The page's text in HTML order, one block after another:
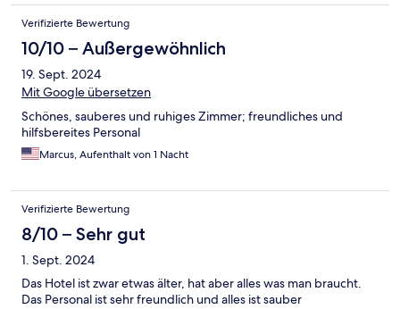
Verifizierte Bewertung
10/10 – Außergewöhnlich
19. Sept. 2024
Mit Google übersetzen
Schönes, sauberes und ruhiges Zimmer; freundliches und
hilfsbereites Personal
Marcus, Aufenthalt von 1 Nacht
Verifizierte Bewertung
8/10 – Sehr gut
1. Sept. 2024
Das Hotel ist zwar etwas älter, hat aber alles was man braucht.
Das Personal ist sehr freundlich und alles ist sauber